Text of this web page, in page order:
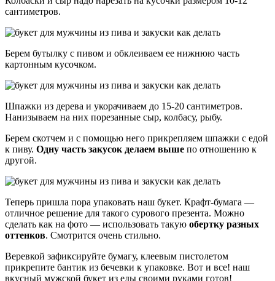
сантиметров.
Берем бутылку с пивом и обклеиваем ее нижнюю часть
картонным кусочком.
Шпажки из дерева и укорачиваем до 15-20 сантиметров.
Нанизываем на них порезанные сыр, колбасу, рыбу.
Берем скотчем и с помощью него прикрепляем шпажки с едой
к пиву. Одну часть закусок делаем выше по отношению к
другой.
Теперь пришла пора упаковать наш букет. Крафт-бумага —
отличное решение для такого сурового презента. Можно
сделать как на фото — использовать такую обертку разных
оттенков. Смотрится очень стильно.
Веревкой зафиксируйте бумагу, клеевым пистолетом
прикрепите бантик из бечевки к упаковке. Вот и все! наш
вкусный мужской букет из еды своими руками готов!